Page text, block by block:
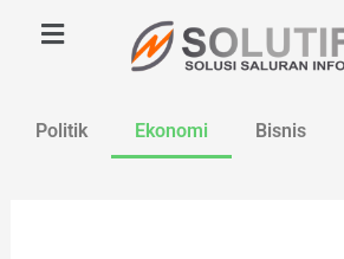
Politik Ekonomi Bisnis
pagination